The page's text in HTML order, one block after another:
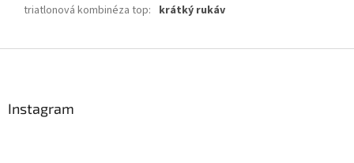
triatlonová kombinéza top: krátký rukáv
Instagram